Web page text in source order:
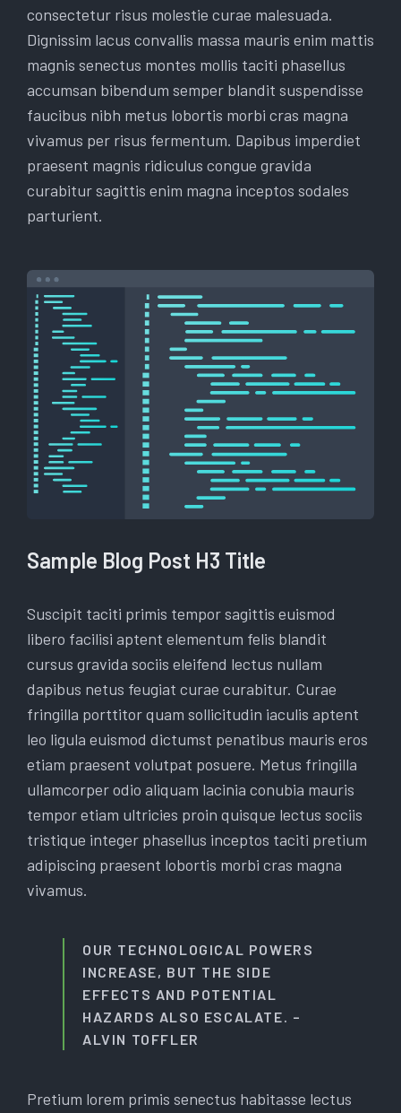
consectetur risus molestie curae malesuada.
Dignissim lacus convallis massa mauris enim mattis
magnis senectus montes mollis taciti phasellus
accumsan bibendum semper blandit suspendisse
faucibus nibh metus lobortis morbi cras magna
vivamus per risus fermentum. Dapibus imperdiet
praesent magnis ridiculus congue gravida
curabitur sagittis enim magna inceptos sodales
parturient.
Sample Blog Post H3 Title
Suscipit taciti primis tempor sagittis euismod
libero facilisi aptent elementum felis blandit
cursus gravida sociis eleifend lectus nullam
dapibus netus feugiat curae curabitur. Curae
fringilla porttitor quam sollicitudin iaculis aptent
leo ligula euismod dictumst penatibus mauris eros
etiam praesent volutpat posuere. Metus fringilla
ullamcorper odio aliquam lacinia conubia mauris
tempor etiam ultricies proin quisque lectus sociis
tristique integer phasellus inceptos taciti pretium
adipiscing praesent lobortis morbi cras magna
vivamus.
OUR TECHNOLOGICAL POWERS
INCREASE, BUT THE SIDE
EFFECTS AND POTENTIAL
HAZARDS ALSO ESCALATE. –
ALVIN TOFFLER
Pretium lorem primis senectus habitasse lectus